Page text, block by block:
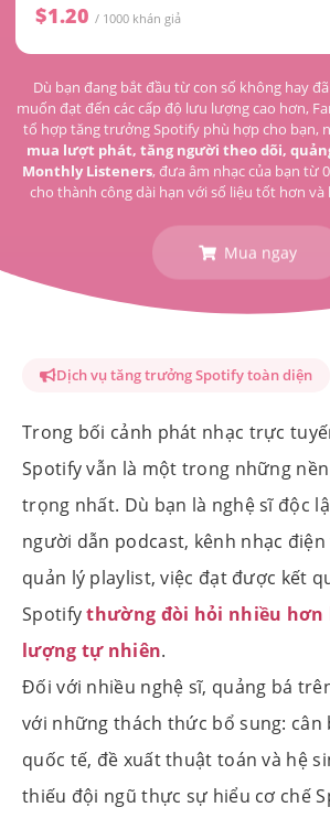
$1.20 / 1000 khán giả
Dù bạn đang bắt đầu từ con số không hay
muốn đạt đến các cấp độ lưu lượng cao hơn,
tổ hợp tăng trưởng Spotify phù hợp cho bạn,
mua lượt phát, tăng người theo dõi,
Monthly Listeners, đưa âm nhạc của bạn từ
cho thành công dài hạn với số liệu tốt hơn và
Mua ngay
Dịch vụ tăng trưởng Spotify toàn diện
Trong bối cảnh phát nhạc trực
Spotify vẫn là một trong những
trọng nhất. Dù bạn là nghệ sĩ độc
người dẫn podcast, kênh nhạc
quản lý playlist, việc đạt được kết
Spotifythường đòi hỏi nhiều hơn
lượng tự nhiên.
Đối với nhiều nghệ sĩ, quảng bá
với những thách thức bổ sung: cân
quốc tế, đề xuất thuật toán và hệ
thiếu đội ngũ thực sự hiểu cơ chế